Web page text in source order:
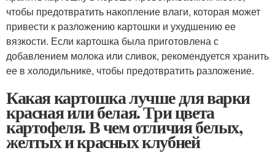
чтобы предотвратить накопление влаги, которая может
привести к разложению картошки и ухудшению ее
вязкости. Если картошка была приготовлена с
добавлением молока или сливок, рекомендуется хранить
ее в холодильнике, чтобы предотвратить разложение.
Какая картошка лучше для варки
красная или белая. Три цвета
картофеля. В чем отличия белых,
желтых и красных клубней